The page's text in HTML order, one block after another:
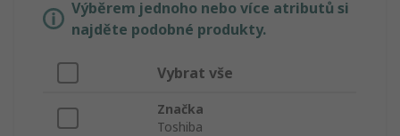
Výběrem jednoho nebo více atributů si
najděte podobné produkty.
Vybrat vše
Značka
Toshiba